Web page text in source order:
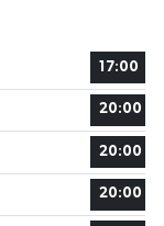
17:00
20:00
20:00
20:00